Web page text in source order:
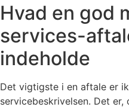
Hvad en god
services-
indeholde
Det vigtigste i en aftale er
servicebeskrivelsen. Det